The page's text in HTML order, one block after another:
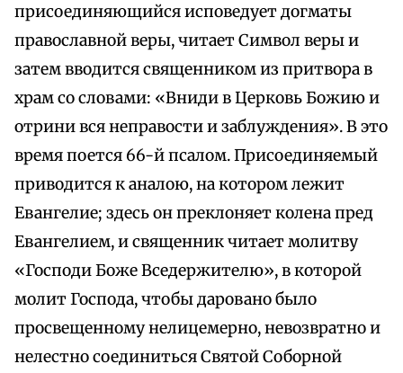
присоединяющийся исповедует догматы
православной веры, читает Символ веры и
затем вводится священником из притвора в
храм со словами: «Вниди в Церковь Божию и
отрини вся неправости и заблуждения». В это
время поется 66-й псалом. Присоединяемый
приводится к аналою, на котором лежит
Евангелие; здесь он преклоняет колена пред
Евангелием, и священник читает молитву
«Господи Боже Вседержителю», в которой
молит Господа, чтобы даровано было
просвещенному нелицемерно, невозвратно и
нелестно соединиться Святой Соборной